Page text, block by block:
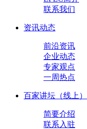
联系我们
资讯动态
前沿资讯
企业动态
专家观点
一周热点
百家讲坛（线上）
简要介绍
联系入驻